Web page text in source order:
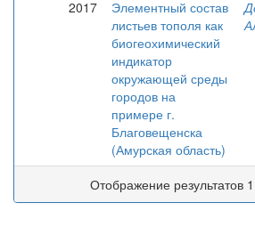
2017
Элементный состав
листьев тополя как
биогеохимический
индикатор
окружающей среды
городов на
примере г.
Благовещенска
(Амурская область)
Отображение результатов